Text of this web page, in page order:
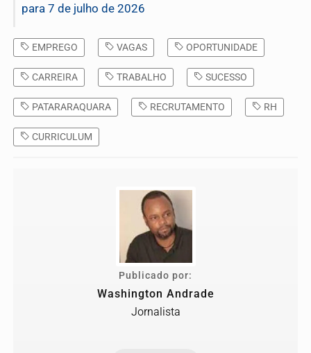
para 7 de julho de 2026
EMPREGO VAGAS OPORTUNIDADE
CARREIRA TRABALHO SUCESSO
PATARARAQUARA RECRUTAMENTO RH
CURRICULUM
Publicado por:
Washington Andrade
Jornalista